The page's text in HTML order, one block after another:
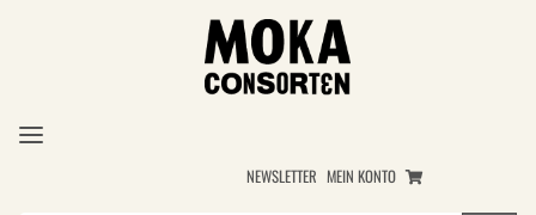
NEWSLETTER MEIN KONTO